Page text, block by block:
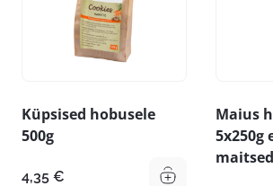
Küpsised hobusele
500g
4,35 €
Maius
5x250g
maitsed